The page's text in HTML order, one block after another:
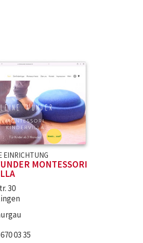
EINRICHTUNG
MONTESSORI
30
03 35